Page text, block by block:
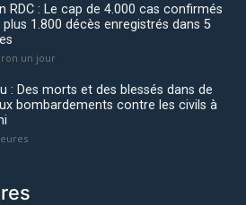
RDC : Le cap de 4.000 cas confirmés
1.800 décès enregistrés dans 5
un jour
: Des morts et des blessés dans de
bombardements contre les civils à